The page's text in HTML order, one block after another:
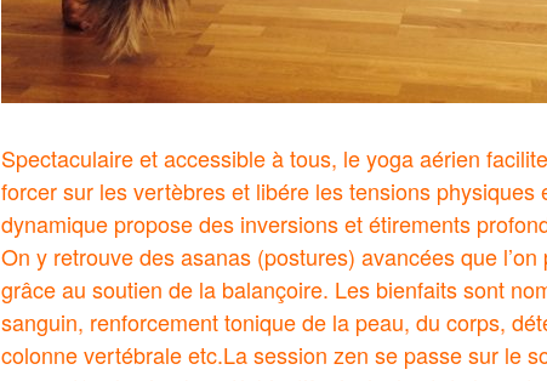
Spectaculaire et accessible à tous, le yoga aérien
forcer sur les vertèbres et libére les tensions physiques
dynamique propose des inversions et étirements
On y retrouve des asanas (postures) avancées que
grâce au soutien de la balançoire. Les bienfaits sont
sanguin, renforcement tonique de la peau, du corps,
colonne vertébrale etc.La session zen se passe sur le